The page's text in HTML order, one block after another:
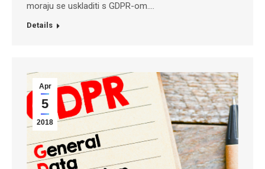
moraju se uskladiti s GDPR-om.…
Details
Apr
5
2018